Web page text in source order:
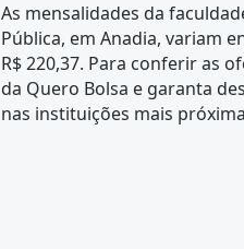
As mensalidades da
Pública, em Anadia, variam
R$ 220,37. Para conferir as
da Quero Bolsa e garanta
nas instituições mais